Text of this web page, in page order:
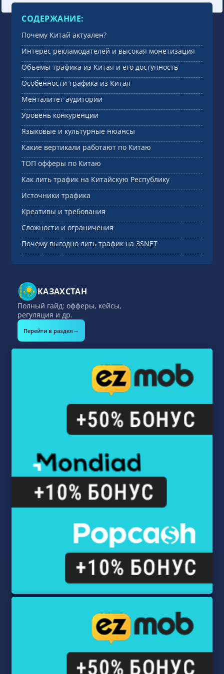
СОДЕРЖАНИЕ:
Почему Китай актуален?
Интерес рекламодателей и высокая монетизация
Объeмы трафика из Китая и его доступность
Особенности трафика из Китая
Менталитет аудитории
Уровень конкуренции
Языковые и культурные нюансы
Какие вертикали работают по Китаю
ТОП офферы по Китаю
Как лить трафик на Китайскую Республику
Источники трафика
Креативы и требования
Сложности и ограничения
Почему выгодно лить трафик на 3SNET
КАЗАХСТАН
Полный гайд: офферы, кейсы,
регуляция и др.
Перейти в раздел →